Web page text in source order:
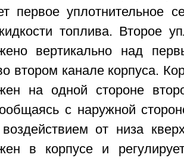
первое уплотнительное
топлива. Второе
вертикально над
втором канале корпуса.
на одной стороне
с наружной
от низа
в корпусе и